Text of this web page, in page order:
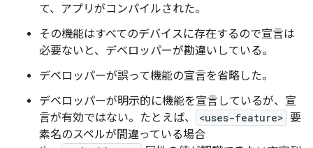
て、アプリがコンパイルされた。
その機能はすべてのデバイスに存在するので宣言は
必要ないと、デベロッパーが勘違いしている。
デベロッパーが誤って機能の宣言を省略した。
デベロッパーが明示的に機能を宣言しているが、宣
言が有効ではない。たとえば、
<uses-feature> 要
素名のスペルが間違っている場合